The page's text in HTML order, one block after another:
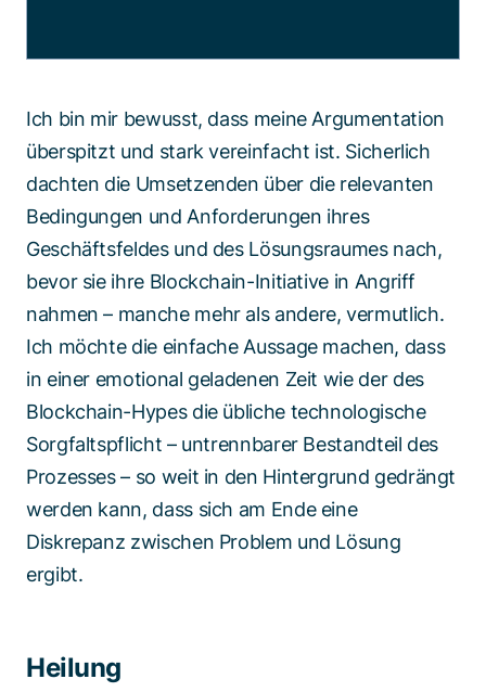
Ich bin mir bewusst, dass meine Argumentation
überspitzt und stark vereinfacht ist. Sicherlich
dachten die Umsetzenden über die relevanten
Bedingungen und Anforderungen ihres
Geschäftsfeldes und des Lösungsraumes nach,
bevor sie ihre Blockchain-Initiative in Angriff
nahmen – manche mehr als andere, vermutlich.
Ich möchte die einfache Aussage machen, dass
in einer emotional geladenen Zeit wie der des
Blockchain-Hypes die übliche technologische
Sorgfaltspflicht – untrennbarer Bestandteil des
Prozesses – so weit in den Hintergrund gedrängt
werden kann, dass sich am Ende eine
Diskrepanz zwischen Problem und Lösung
ergibt.
Heilung